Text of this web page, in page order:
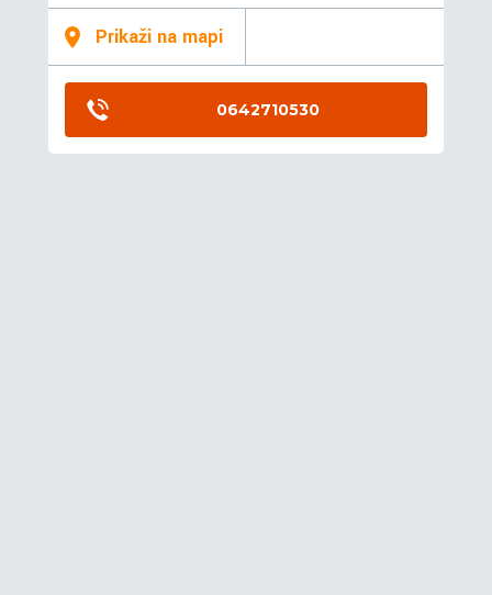
Prikaži na mapi
0642710530